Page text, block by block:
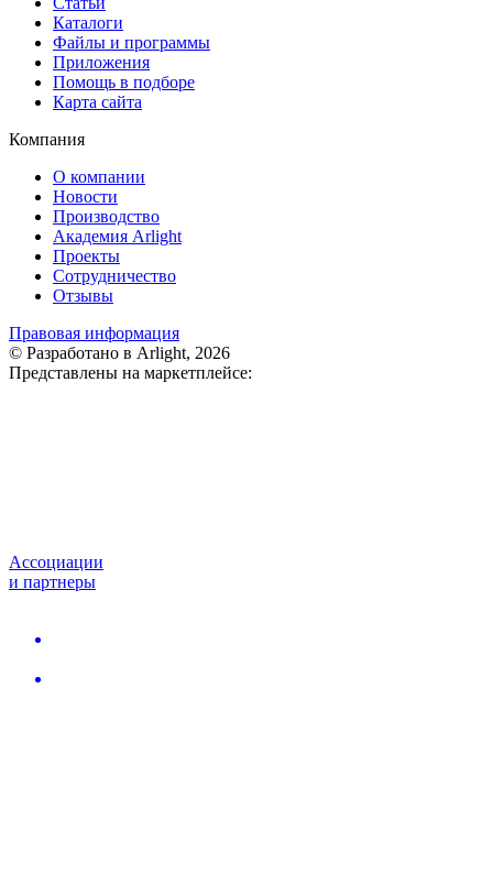
Каталоги
Файлы и программы
Приложения
Помощь в подборе
Карта сайта
Компания
О компании
Новости
Производство
Академия Arlight
Проекты
Сотрудничество
Отзывы
Правовая информация
© Разработано в Arlight, 2026
Представлены на маркетплейсе:
Ассоциации
и партнеры